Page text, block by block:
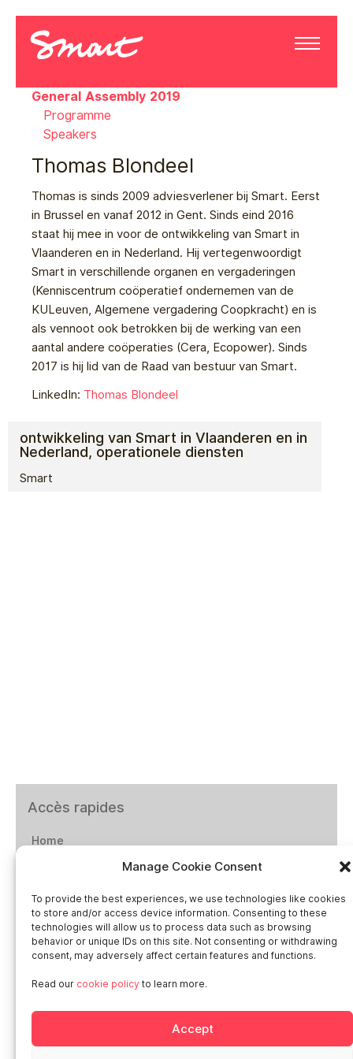
Manage Cookie Consent
To provide the best experiences, we use technologies like cookies
to store and/or access device information. Consenting to these
technologies will allow us to process data such as browsing
behavior or unique IDs on this site. Not consenting or withdrawing
consent, may adversely affect certain features and functions.
Read our cookie policy to learn more.
Accept
General Assembly 2019
Programme
Speakers
Thomas Blondeel
Thomas is sinds 2009 adviesverlener bij Smart. Eerst
in Brussel en vanaf 2012 in Gent. Sinds eind 2016
staat hij mee in voor de ontwikkeling van Smart in
Vlaanderen en in Nederland. Hij vertegenwoordigt
Smart in verschillende organen en vergaderingen
(Kenniscentrum coöperatief ondernemen van de
KULeuven, Algemene vergadering Coopkracht) en is
als vennoot ook betrokken bij de werking van een
aantal andere coöperaties (Cera, Ecopower). Sinds
2017 is hij lid van de Raad van bestuur van Smart.
LinkedIn: Thomas Blondeel
ontwikkeling van Smart in Vlaanderen en in
Nederland, operationele diensten
Smart
Accès rapides
Home
Smart in Europe
Deutschland